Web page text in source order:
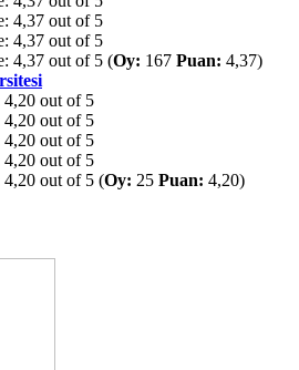
(Oy: 167 Puan: 4,37)
(Oy: 25 Puan: 4,20)